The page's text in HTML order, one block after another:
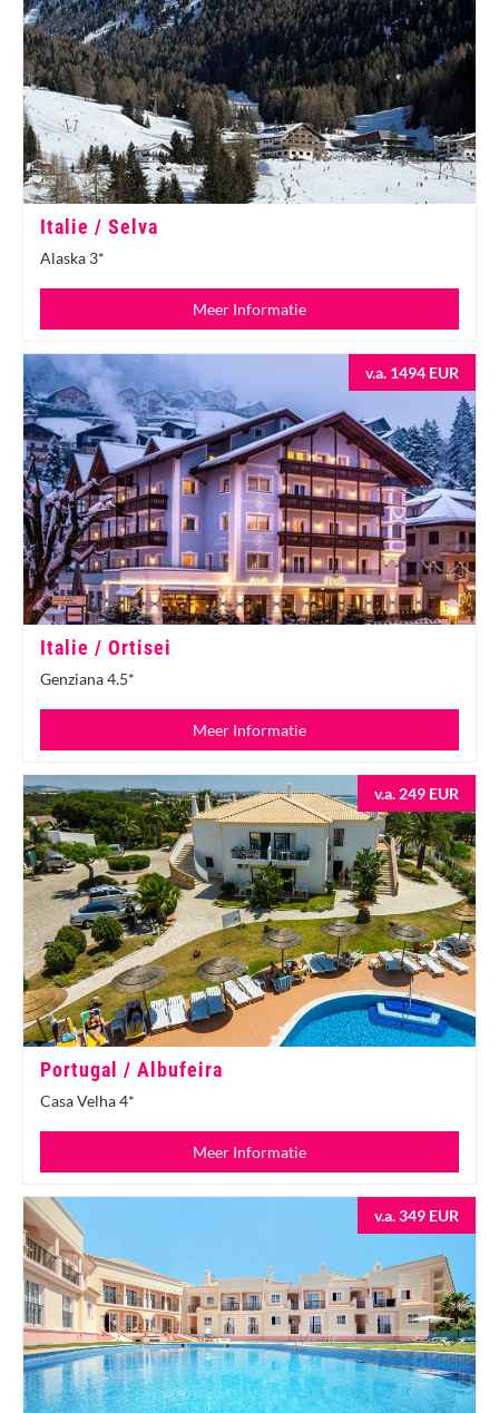
Italie / Selva
Alaska 3*
Meer Informatie
v.a. 1494 EUR
Italie / Ortisei
Genziana 4.5*
Meer Informatie
v.a. 249 EUR
Portugal / Albufeira
Casa Velha 4*
Meer Informatie
v.a. 349 EUR